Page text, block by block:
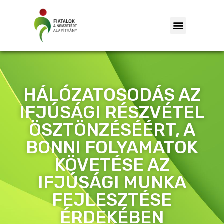
HÁLÓZATOSODÁS AZ
IFJÚSÁGI RÉSZVÉTEL
ÖSZTÖNZÉSÉÉRT, A
BONNI FOLYAMATOK
KÖVETÉSE AZ
IFJÚSÁGI MUNKA
FEJLESZTÉSE
ÉRDEKÉBEN